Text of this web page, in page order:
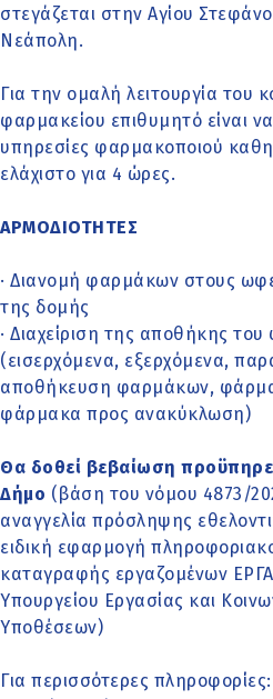
στεγάζεται στην Αγίου
Νεάπολη.
Για την ομαλή λειτουργία του
φαρμακείου επιθυμητό είναι
υπηρεσίες φαρμακοποιού
ελάχιστο για 4 ώρες.
ΑΡΜΟΔΙΟΤΗΤΕΣ
· Διανομή φαρμάκων στους
της δομής
· Διαχείριση της αποθήκης
(εισερχόμενα, εξερχόμενα,
αποθήκευση φαρμάκων,
φάρμακα προς ανακύκλωση)
Θα δοθεί βεβαίωση
Δήμο (βάση του νόμου 4873/
αναγγελία πρόσληψης
ειδική εφαρμογή
καταγραφής εργαζομένων
Υπουργείου Εργασίας και
Υποθέσεων)
Για περισσότερες πληροφορίες: